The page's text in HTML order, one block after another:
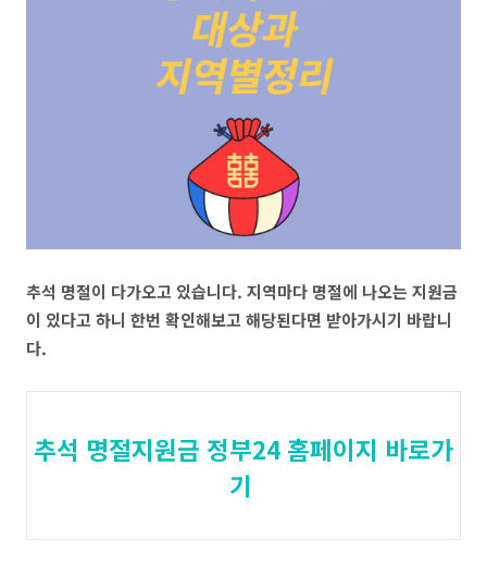
추석 명절이 다가오고 있습니다. 지역마다 명절에 나오는 지원금
이 있다고 하니 한번 확인해보고 해당된다면 받아가시기 바랍니
다.
추석 명절지원금 정부24 홈페이지 바로가
기